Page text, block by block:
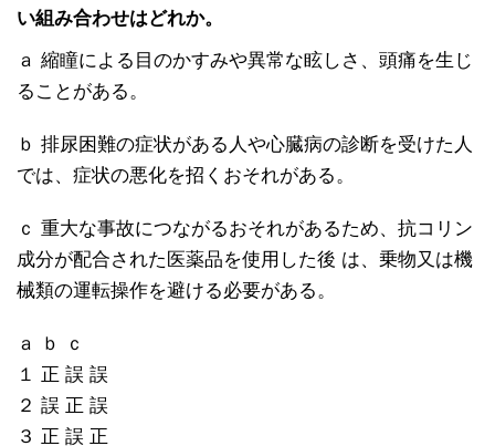
い組み合わせはどれか。
ａ 縮瞳による目のかすみや異常な眩しさ、頭痛を生じ
ることがある。
ｂ 排尿困難の症状がある人や心臓病の診断を受けた人
では、症状の悪化を招くおそれがある。
ｃ 重大な事故につながるおそれがあるため、抗コリン
成分が配合された医薬品を使用した後 は、乗物又は機
械類の運転操作を避ける必要がある。
ａ ｂ ｃ
１ 正 誤 誤
２ 誤 正 誤
３ 正 誤 正